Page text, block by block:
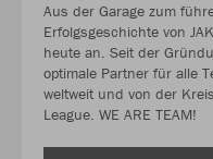
Aus der Garage zum
Erfolgsgeschichte von
heute an. Seit der
optimale Partner für alle
weltweit und von der
League. WE ARE TEAM!